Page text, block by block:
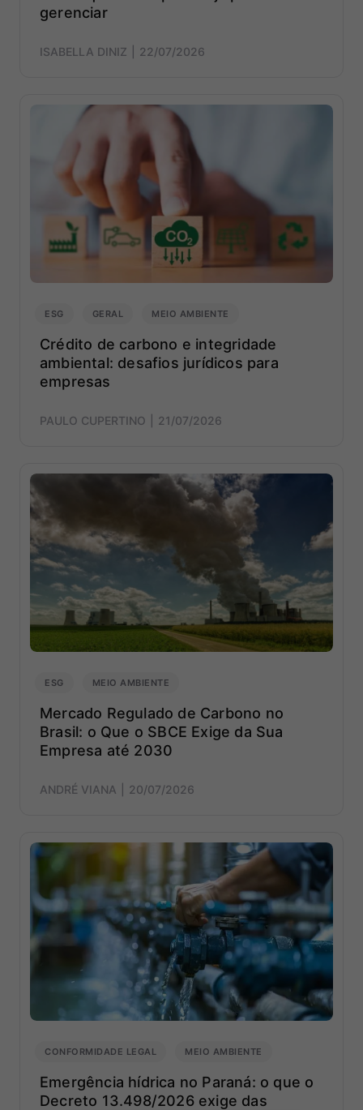
gerenciar
ISABELLA DINIZ 22/07/2026
ESG GERAL MEIO AMBIENTE
Crédito de carbono e integridade
ambiental: desafios jurídicos para
empresas
PAULO CUPERTINO 21/07/2026
ESG MEIO AMBIENTE
Mercado Regulado de Carbono no
Brasil: o Que o SBCE Exige da Sua
Empresa até 2030
ANDRÉ VIANA 20/07/2026
CONFORMIDADE LEGAL MEIO AMBIENTE
Emergência hídrica no Paraná: o que o
Decreto 13.498/2026 exige das